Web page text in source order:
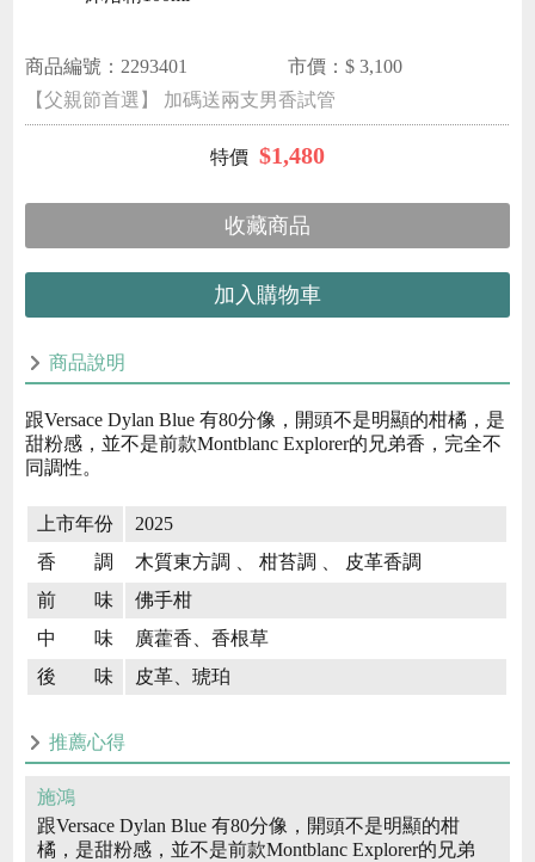
商品編號： 2293401 市價：$3,100
【父親節首選】 加碼送兩支男香試管
$1,480
收藏商品
加入購物車
商品說明
跟Versace Dylan Blue 有80分像，開頭不是明顯的柑橘，是
甜粉感，並不是前款Montblanc Explorer的兄弟香，完全不
同調性。
上市年份
2025
香 調
木質東方調 、 柑苔調 、 皮革香調
前 味
佛手柑
中 味
廣藿香、香根草
後 味
皮革、琥珀
推薦心得
施鴻
跟Versace Dylan Blue 有80分像，開頭不是明顯的柑
橘，是甜粉感，並不是前款Montblanc Explorer的兄弟